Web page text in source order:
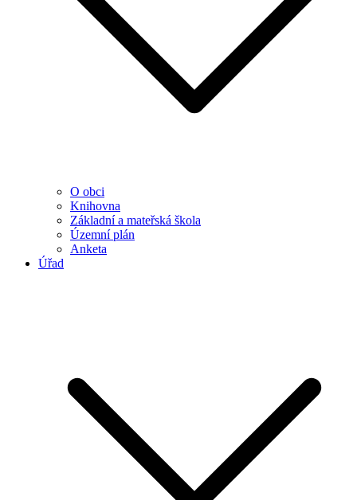
O obci
Knihovna
Základní a mateřská škola
Územní plán
Anketa
Úřad